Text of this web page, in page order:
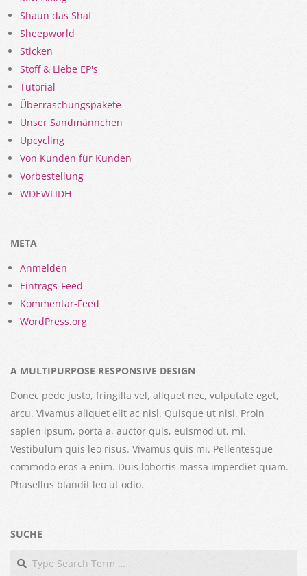
Shaun das Shaf
Sheepworld
Sticken
Stoff & Liebe EP's
Tutorial
Überraschungspakete
Unser Sandmännchen
Upcycling
Von Kunden für Kunden
Vorbestellung
WDEWLIDH
META
Anmelden
Eintrags-Feed
Kommentar-Feed
WordPress.org
A MULTIPURPOSE RESPONSIVE DESIGN
Donec pede justo, fringilla vel, aliquet nec, vulputate eget,
arcu. Vivamus aliquet elit ac nisl. Quisque ut nisi. Proin
sapien ipsum, porta a, auctor quis, euismod ut, mi.
Vestibulum quis leo risus. Vivamus quis mi. Pellentesque
commodo eros a enim. Duis lobortis massa imperdiet quam.
Phasellus blandit leo ut odio.
SUCHE
Search